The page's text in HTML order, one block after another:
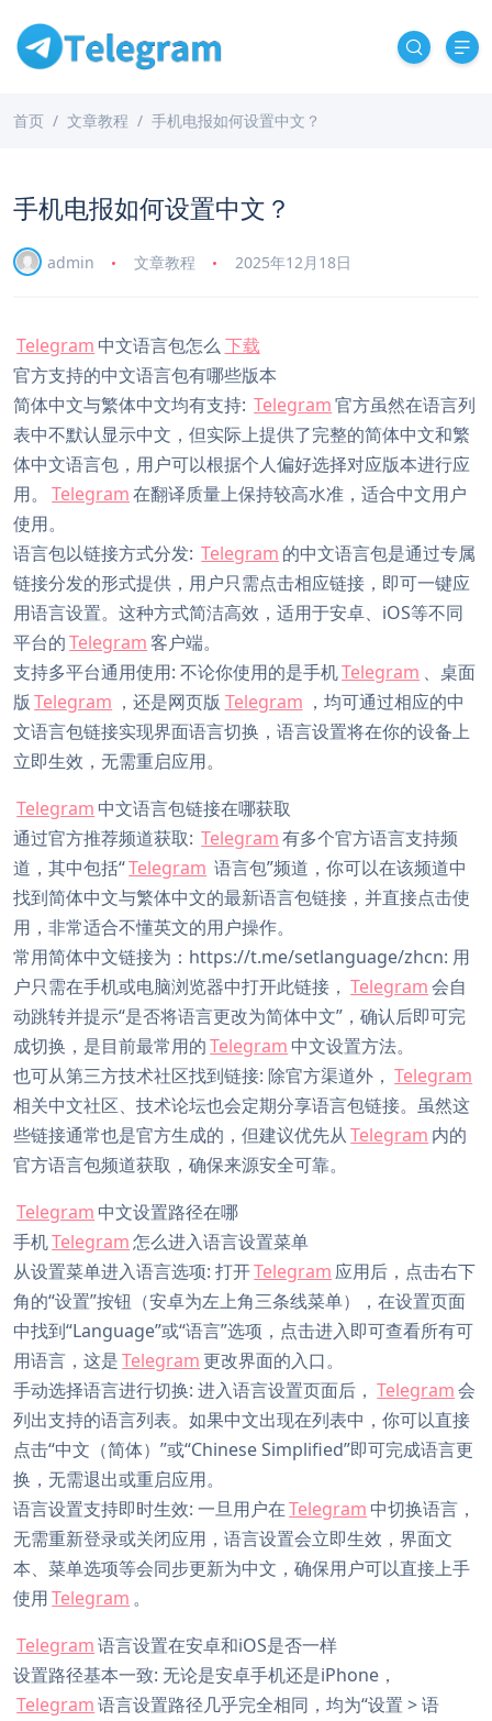
首页 文章教程 手机电报如何设置中文？
手机电报如何设置中文？
admin 文章教程 2025年12月18日
Telegram 中文语言包怎么 下载
官方支持的中文语言包有哪些版本
简体中文与繁体中文均有支持: Telegram官方虽然在语言列
表中不默认显示中文，但实际上提供了完整的简体中文和繁
体中文语言包，用户可以根据个人偏好选择对应版本进行应
用。
Telegram在翻译质量上保持较高水准，适合中文用户
使用。
语言包以链接方式分发: Telegram 的中文语言包是通过专属
链接分发的形式提供，用户只需点击相应链接，即可一键应
用语言设置。这种方式简洁高效，适用于安卓、iOS等不同
平台的Telegram客户端。
支持多平台通用使用: 不论你使用的是手机Telegram 、桌面
版 Telegram ，还是网页版 Telegram ，均可通过相应的中
文语言包链接实现界面语言切换，语言设置将在你的设备上
立即生效，无需重启应用。
Telegram 中文语言包链接在哪获取
通过官方推荐频道获取: Telegram有多个官方语言支持频
道，其中包括“Telegram 语言包”频道，你可以在该频道中
找到简体中文与繁体中文的最新语言包链接，并直接点击使
用，非常适合不懂英文的用户操作。
常用简体中文链接为：https://t.me/setlanguage/zhcn: 用
户只需在手机或电脑浏览器中打开此链接， Telegram会自
动跳转并提示“是否将语言更改为简体中文”，确认后即可完
成切换，是目前最常用的Telegram 中文设置方法。
也可从第三方技术社区找到链接: 除官方渠道外， Telegram
相关中文社区、技术论坛也会定期分享语言包链接。虽然这
些链接通常也是官方生成的，但建议优先从Telegram 内的
官方语言包频道获取，确保来源安全可靠。
Telegram 中文设置路径在哪
手机Telegram怎么进入语言设置菜单
从设置菜单进入语言选项: 打开Telegram 应用后，点击右下
角的“设置”按钮（安卓为左上角三条线菜单），在设置页面
中找到“Language”或“语言”选项，点击进入即可查看所有可
用语言，这是Telegram更改界面的入口。
手动选择语言进行切换: 进入语言设置页面后， Telegram会
列出支持的语言列表。如果中文出现在列表中，你可以直接
点击“中文（简体）”或“Chinese Simplified”即可完成语言更
换，无需退出或重启应用。
语言设置支持即时生效: 一旦用户在Telegram 中切换语言，
无需重新登录或关闭应用，语言设置会立即生效，界面文
本、菜单选项等会同步更新为中文，确保用户可以直接上手
使用Telegram 。
Telegram语言设置在安卓和iOS是否一样
设置路径基本一致: 无论是安卓手机还是iPhone，
Telegram语言设置路径几乎完全相同，均为“设置 > 语